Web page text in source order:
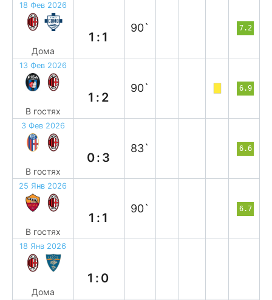
18 Фев 2026
Дома
1:1
90` 7.2
13 Фев 2026
В гостях
1:2
90` 6.9
3 Фев 2026
В гостях
0:3
83` 6.6
25 Янв 2026
В гостях
1:1
90` 6.7
18 Янв 2026
Дома
1:0